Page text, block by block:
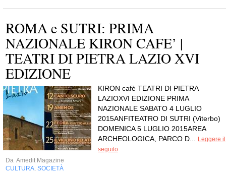
ROMA e SUTRI: PRIMA
NAZIONALE KIRON CAFE’ |
TEATRI DI PIETRA LAZIO XVI
EDIZIONE
KIRON cafè TEATRI DI PIETRA
LAZIOXVI EDIZIONE PRIMA
NAZIONALE SABATO 4 LUGLIO
2015ANFITEATRO DI SUTRI (Viterbo)
DOMENICA 5 LUGLIO 2015AREA
ARCHEOLOGICA, PARCO D...
Leggere il
seguito
Da Amedit Magazine
CULTURA SOCIETÀ